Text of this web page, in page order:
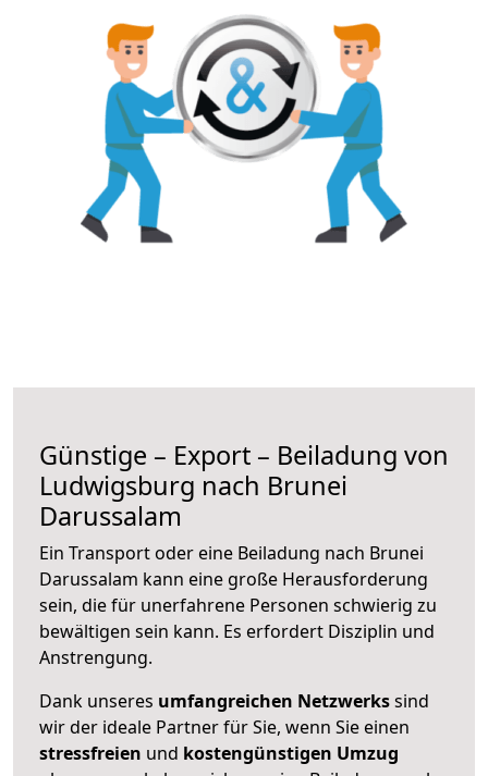
Günstige – Export – Beiladung von
Ludwigsburg nach Brunei
Darussalam
Ein Transport oder eine Beiladung nach Brunei
Darussalam kann eine große Herausforderung
sein, die für unerfahrene Personen schwierig zu
bewältigen sein kann. Es erfordert Disziplin und
Anstrengung.
Dank unseres umfangreichen Netzwerkssind
wir der ideale Partner für Sie, wenn Sie einen
stressfreien und kostengünstigen Umzug